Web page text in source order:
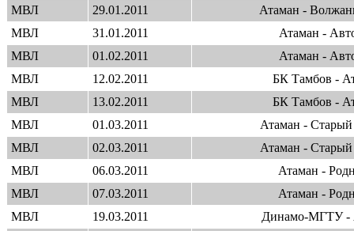
МВЛ
29.01.2011
Атаман -
МВЛ
31.01.2011
Атаман -
МВЛ
01.02.2011
Атаман -
МВЛ
12.02.2011
БК Тамбов -
МВЛ
13.02.2011
БК Тамбов -
МВЛ
01.03.2011
Атаман -
МВЛ
02.03.2011
Атаман -
МВЛ
06.03.2011
Атаман -
МВЛ
07.03.2011
Атаман -
МВЛ
19.03.2011
Динамо-МГТУ -